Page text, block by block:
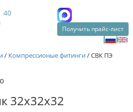
40
Получить прайс-лист
/ Компрессионые фитинги/СВК ПЭ
32х32х32